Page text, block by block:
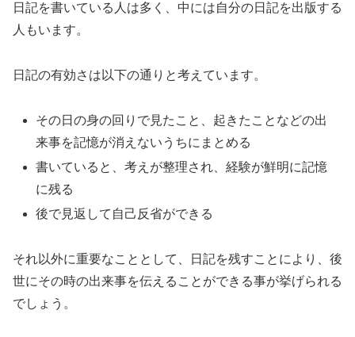
日記を書いている人は多く、中には自分の日記を出版する
人もいます。
日記の有効さは以下の通りと考えています。
その日の身の回りで見たこと、起きたことなどの出
来事を記憶が消えないうちにまとめる
書いていると、考えが整理され、経験が鮮明に記憶
に残る
後で見返して自己反省ができる
それ以外に重要なこととして、日記を残すことにより、後
世にその時の出来事を伝えることができる事が挙げられる
でしょう。